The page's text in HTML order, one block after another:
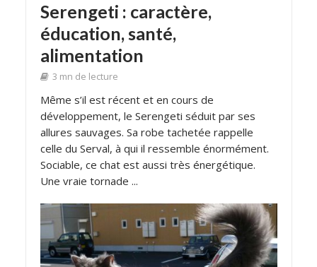
Serengeti : caractère,
éducation, santé,
alimentation
3 mn de lecture
Même s’il est récent et en cours de
développement, le Serengeti séduit par ses
allures sauvages. Sa robe tachetée rappelle
celle du Serval, à qui il ressemble énormément.
Sociable, ce chat est aussi très énergétique.
Une vraie tornade ...